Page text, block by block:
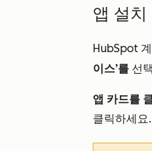
앱 설치
HubSpot
이스’를 선
앱 카드를
클릭하세요.